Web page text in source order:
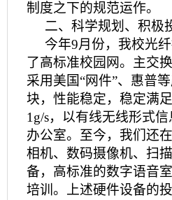
制度之下的规范运作。
二、科学规划、积极
今年9月份，我校光
了高标准校园网。主交
采用美国“网件”、惠普
块，性能稳定，稳定满
1g/s，以有线无线形式
办公室。至今，我们还
相机、数码摄像机、扫
备，高标准的数字语音
培训。上述硬件设备的